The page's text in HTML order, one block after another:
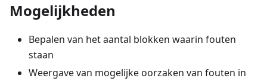
Mogelijkheden
Bepalen van het aantal blokken waarin fouten
staan
Weergave van mogelijke oorzaken van fouten in